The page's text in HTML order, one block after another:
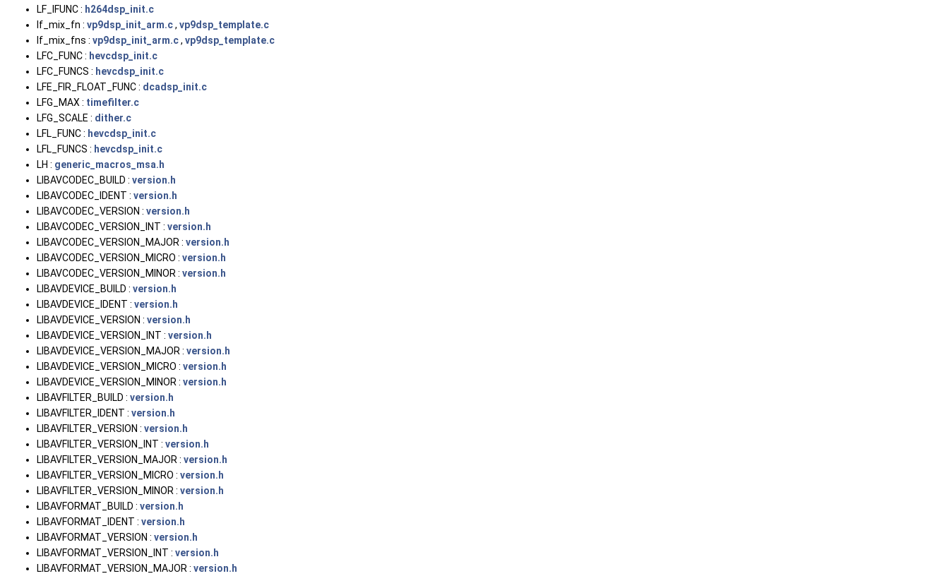
LF_IFUNC : h264dsp_init.c
lf_mix_fn : vp9dsp_init_arm.c, vp9dsp_template.c
lf_mix_fns : vp9dsp_init_arm.c, vp9dsp_template.c
LFC_FUNC : hevcdsp_init.c
LFC_FUNCS : hevcdsp_init.c
LFE_FIR_FLOAT_FUNC : dcadsp_init.c
LFG_MAX : timefilter.c
LFG_SCALE : dither.c
LFL_FUNC : hevcdsp_init.c
LFL_FUNCS : hevcdsp_init.c
LH : generic_macros_msa.h
LIBAVCODEC_BUILD : version.h
LIBAVCODEC_IDENT : version.h
LIBAVCODEC_VERSION : version.h
LIBAVCODEC_VERSION_INT : version.h
LIBAVCODEC_VERSION_MAJOR : version.h
LIBAVCODEC_VERSION_MICRO : version.h
LIBAVCODEC_VERSION_MINOR : version.h
LIBAVDEVICE_BUILD : version.h
LIBAVDEVICE_IDENT : version.h
LIBAVDEVICE_VERSION : version.h
LIBAVDEVICE_VERSION_INT : version.h
LIBAVDEVICE_VERSION_MAJOR : version.h
LIBAVDEVICE_VERSION_MICRO : version.h
LIBAVDEVICE_VERSION_MINOR : version.h
LIBAVFILTER_BUILD : version.h
LIBAVFILTER_IDENT : version.h
LIBAVFILTER_VERSION : version.h
LIBAVFILTER_VERSION_INT : version.h
LIBAVFILTER_VERSION_MAJOR : version.h
LIBAVFILTER_VERSION_MICRO : version.h
LIBAVFILTER_VERSION_MINOR : version.h
LIBAVFORMAT_BUILD : version.h
LIBAVFORMAT_IDENT : version.h
LIBAVFORMAT_VERSION : version.h
LIBAVFORMAT_VERSION_INT : version.h
LIBAVFORMAT_VERSION_MAJOR : version.h